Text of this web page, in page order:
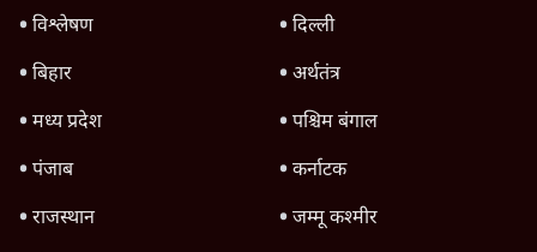
विश्लेषण
दिल्ली
बिहार
अर्थतंत्र
मध्य प्रदेश
पश्चिम बंगाल
पंजाब
कर्नाटक
राजस्थान
जम्मू कश्मीर